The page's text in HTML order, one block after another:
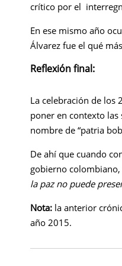
crítico por el
En ese mismo año
Álvarez fue el qué
Reflexión final:
La celebración de los
poner en contexto
nombre de “patria
De ahí que cuando
gobierno
la paz no puede
Nota: la anterior
año 2015.